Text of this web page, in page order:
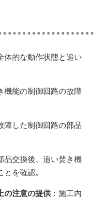
体的な動作状態と追い
機能の制御回路の故障
障した制御回路の部品
品交換後、追い焚き機
を確認。
の注意の提供 ：施工内